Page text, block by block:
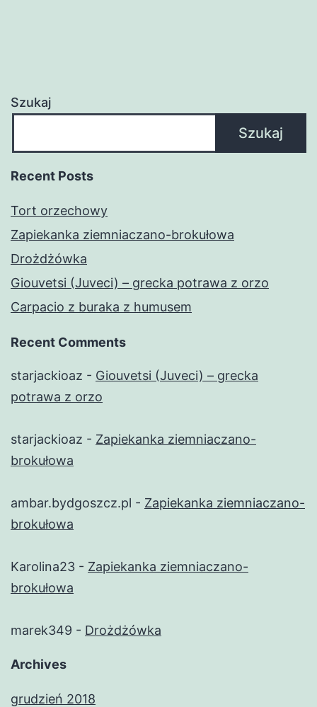
Szukaj
Szukaj
Recent Posts
Tort orzechowy
Zapiekanka ziemniaczano-brokułowa
Drożdżówka
Giouvetsi (Juveci) – grecka potrawa z orzo
Carpacio z buraka z humusem
Recent Comments
starjackioaz - Giouvetsi (Juveci) – grecka
potrawa z orzo
starjackioaz - Zapiekanka ziemniaczano-
brokułowa
ambar.bydgoszcz.pl - Zapiekanka ziemniaczano-
brokułowa
Karolina23 - Zapiekanka ziemniaczano-
brokułowa
marek349 - Drożdżówka
Archives
grudzień 2018